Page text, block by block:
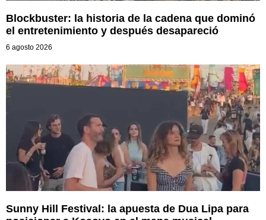
Blockbuster: la historia de la cadena que dominó
el entretenimiento y después desapareció
6 agosto 2026
Sunny Hill Festival: la apuesta de Dua Lipa para